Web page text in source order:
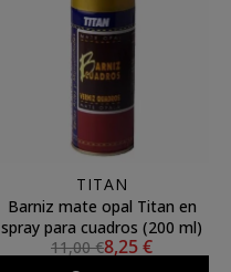
TITAN
Barniz mate opal Titan en
spray para cuadros (200 ml)
11,00 €8,25 €